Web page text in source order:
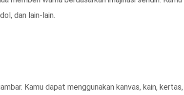
dan lain-lain.
Kamu dapat menggunakan kanvas, kain, kertas,